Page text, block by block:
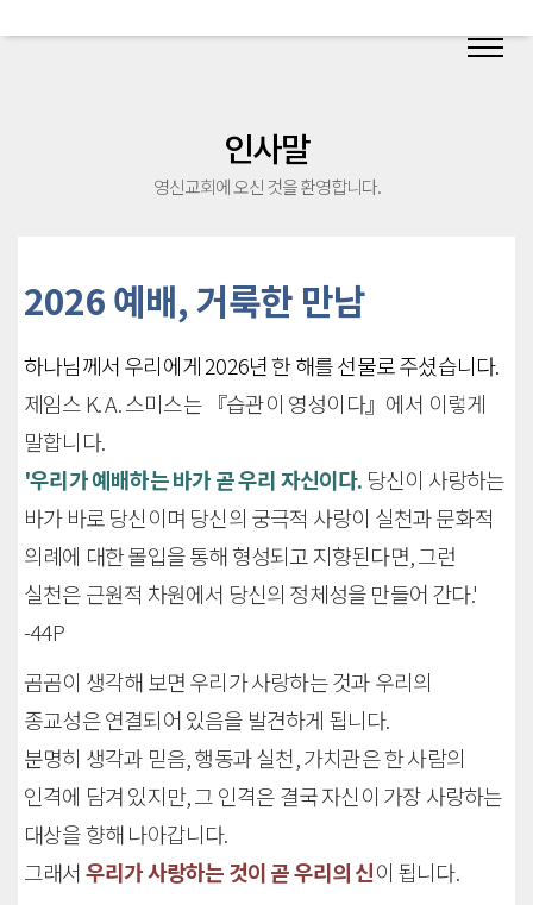
인사말
영신교회에 오신 것을 환영합니다.
2026 예배, 거룩한 만남
하나님께서 우리에게 2026년 한 해를 선물로 주셨습니다.
제임스 K. A. 스미스는 『습관이 영성이다』에서 이렇게
말합니다.
'우리가 예배하는 바가 곧 우리 자신이다. 당신이 사랑하는
바가 바로 당신이며 당신의 궁극적 사랑이 실천과 문화적
의례에 대한 몰입을 통해 형성되고 지향된다면, 그런
실천은 근원적 차원에서 당신의 정체성을 만들어 간다.'
-44P
곰곰이 생각해 보면 우리가 사랑하는 것과 우리의
종교성은 연결되어 있음을 발견하게 됩니다.
분명히 생각과 믿음, 행동과 실천, 가치관은 한 사람의
인격에 담겨 있지만, 그 인격은 결국 자신이 가장 사랑하는
대상을 향해 나아갑니다.
그래서우리가 사랑하는 것이 곧 우리의 신이 됩니다.